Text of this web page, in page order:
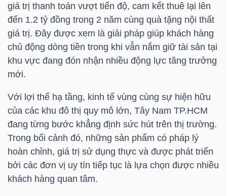
giá trị thanh toán vượt tiến độ, cam kết thuê lại lên
đến 1.2 tỷ đồng trong 2 năm cùng quà tặng nội thất
giá trị. Đây được xem là giải pháp giúp khách hàng
chủ động dòng tiền trong khi vẫn nắm giữ tài sản tại
khu vực đang đón nhận nhiều động lực tăng trưởng
mới.
Với lợi thế hạ tầng, kinh tế vùng cùng sự hiện hữu
của các khu đô thị quy mô lớn, Tây Nam TP.HCM
đang từng bước khẳng định sức hút trên thị trường.
Trong bối cảnh đó, những sản phẩm có pháp lý
hoàn chỉnh, giá trị sử dụng thực và được phát triển
bởi các đơn vị uy tín tiếp tục là lựa chọn được nhiều
khách hàng quan tâm.
TÀI
CHÍNH
CÔNG
NGHỆ
THÔNG
TIN